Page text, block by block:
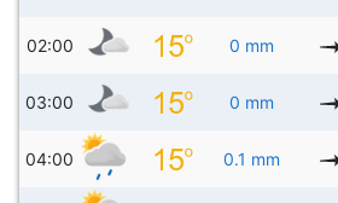
02:00 0 mm
03:00 0 mm
04:00 0.1 mm